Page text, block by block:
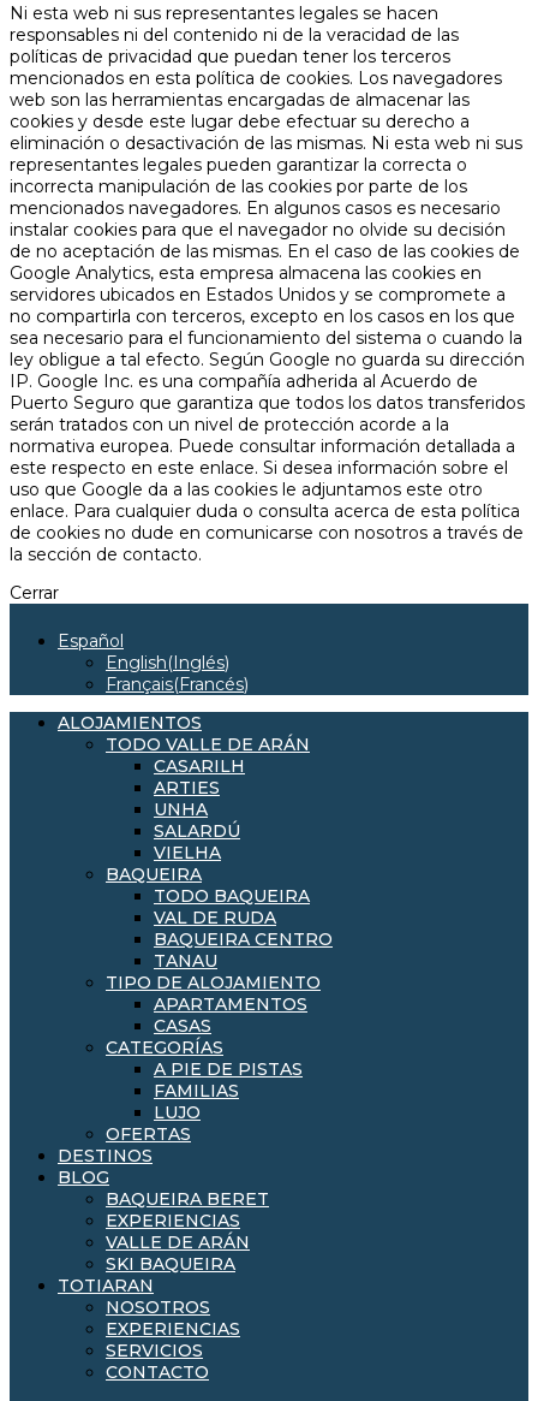
Ni esta web ni sus representantes legales se hacen
responsables ni del contenido ni de la veracidad de las
políticas de privacidad que puedan tener los terceros
mencionados en esta política de cookies. Los navegadores
web son las herramientas encargadas de almacenar las
cookies y desde este lugar debe efectuar su derecho a
eliminación o desactivación de las mismas. Ni esta web ni sus
representantes legales pueden garantizar la correcta o
incorrecta manipulación de las cookies por parte de los
mencionados navegadores. En algunos casos es necesario
instalar cookies para que el navegador no olvide su decisión
de no aceptación de las mismas. En el caso de las cookies de
Google Analytics, esta empresa almacena las cookies en
servidores ubicados en Estados Unidos y se compromete a
no compartirla con terceros, excepto en los casos en los que
sea necesario para el funcionamiento del sistema o cuando la
ley obligue a tal efecto. Según Google no guarda su dirección
IP. Google Inc. es una compañía adherida al Acuerdo de
Puerto Seguro que garantiza que todos los datos transferidos
serán tratados con un nivel de protección acorde a la
normativa europea. Puede consultar información detallada a
este respecto en este enlace. Si desea información sobre el
uso que Google da a las cookies le adjuntamos este otro
enlace. Para cualquier duda o consulta acerca de esta política
de cookies no dude en comunicarse con nosotros a través de
la sección de contacto.
Cerrar
Español
English(Inglés)
Français(Francés)
ALOJAMIENTOS
TODO VALLE DE ARÁN
CASARILH
ARTIES
UNHA
SALARDÚ
VIELHA
BAQUEIRA
TODO BAQUEIRA
VAL DE RUDA
BAQUEIRA CENTRO
TANAU
TIPO DE ALOJAMIENTO
APARTAMENTOS
CASAS
CATEGORÍAS
A PIE DE PISTAS
FAMILIAS
LUJO
OFERTAS
DESTINOS
BLOG
BAQUEIRA BERET
EXPERIENCIAS
VALLE DE ARÁN
SKI BAQUEIRA
TOTIARAN
NOSOTROS
EXPERIENCIAS
SERVICIOS
CONTACTO